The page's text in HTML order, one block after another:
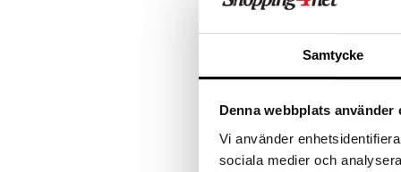
Samtycke
Denna webbplats använder
Vi använder
sociala medier och
Green Tea Coconut Breeze -
Body Cream